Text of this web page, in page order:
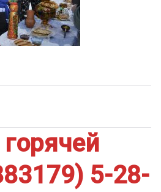
ум
5-28-